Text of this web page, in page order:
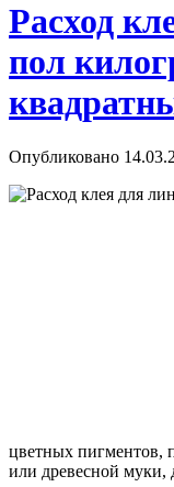
Расход
пол
Опубликовано
цветных пигментов,
или древесной муки,